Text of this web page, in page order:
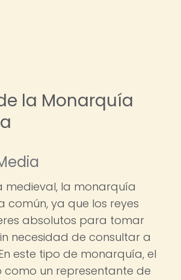
la Monarquía
medieval, la monarquía
común, ya que los reyes
absolutos para tomar
necesidad de consultar a
este tipo de monarquía, el
como un representante de